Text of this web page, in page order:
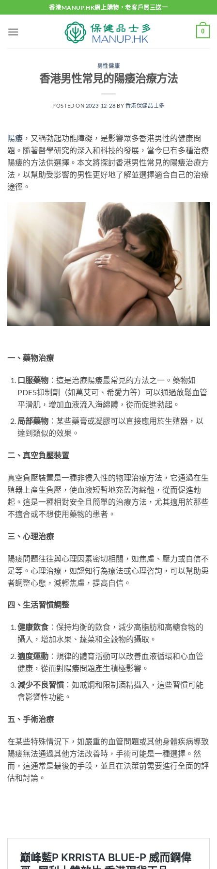
to
content
香港MANUP.HK網上購物，老客戶買三送一
0
男性健康
香港男性常見的陽痿治療方法
POSTED ON 2023-12-28 BY 香港保健品士多
陽痿 ，又稱勃起功能障礙，是影響眾多香港男性的健康問
題。隨著醫學研究的深入和科技的發展，當今已有多種治療
陽痿的方法供選擇。本文將探討香港男性常見的陽痿治療方
法，以幫助受影響的男性更好地了解並選擇適合自己的治療
途徑。
一、藥物治療
口服藥物：這是治療陽痿最常見的方法之一。藥物如
PDE5抑制劑（如萬艾可、希愛力等）可以通過放鬆血管
平滑肌，增加血液流入海綿體，從而促進勃起。
局部藥物：某些藥膏或凝膠可以直接應用於生殖器，以
達到類似的效果。
二、真空負壓裝置
真空負壓裝置是一種非侵入性的物理治療方法，它通過在生
殖器上產生負壓，使血液短暫地充盈海綿體，從而促進勃
起。這是一種相對安全且簡單的治療方法，尤其適用於那些
不適合或不想使用藥物的患者。
三、心理治療
陽痿問題往往與心理因素密切相關，如焦慮、壓力或自信不
足等。心理治療，如認知行為療法或心理咨詢，可以幫助患
者調整心態，減輕焦慮，提高自信。
四、生活習慣調整
健康飲食：保持均衡的飲食，減少高脂肪和高糖食物的
攝入，增加水果、蔬菜和全穀物的攝取。
適度運動：規律的體育活動可以改善血液循環和心血管
健康，從而對陽痿問題產生積極影響。
減少不良習慣：如戒烱和限制酒精攝入，這些習慣可能
會影響性功能。
五、手術治療
在某些特殊情況下，如嚴重的血管問題或其他身體疾病導致
陽痿無法通過其他方法改善時，手術可能是一種選擇。然
而，這通常是最後的手段，並且在決策前需要進行全面的評
估和討論。